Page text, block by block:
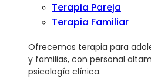
Terapia Pareja
Terapia Familiar
Ofrecemos terapia para
y familias, con personal
psicología clínica.